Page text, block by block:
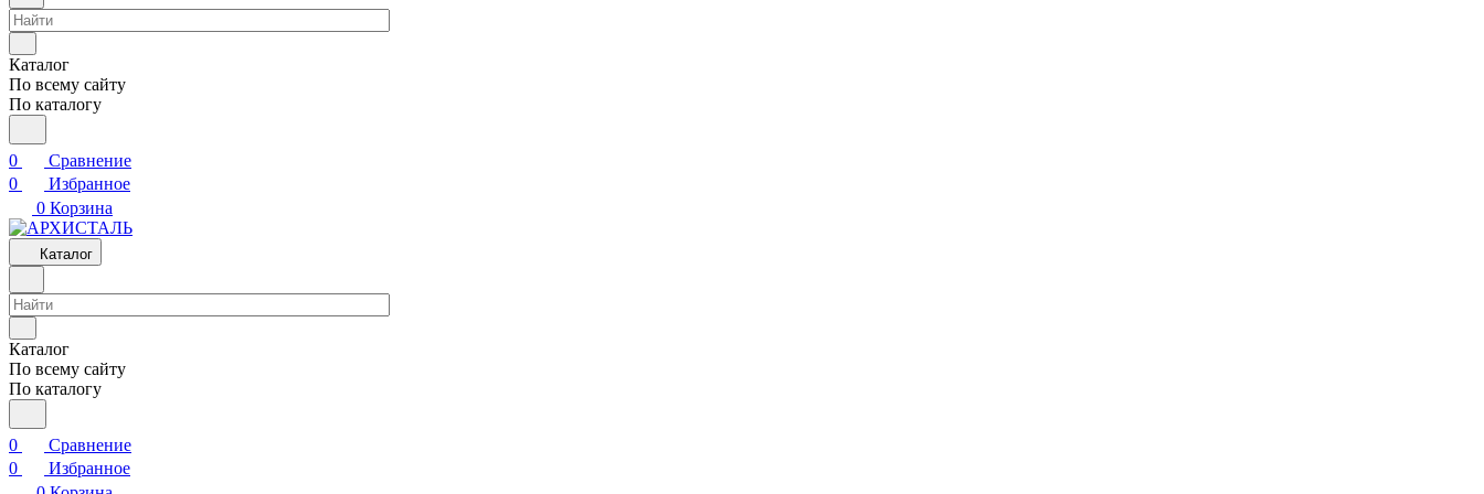
Каталог
По всему сайту
По каталогу
0
Сравнение
0
Избранное
0 Корзина
Каталог
Каталог
По всему сайту
По каталогу
0
Сравнение
0
Избранное